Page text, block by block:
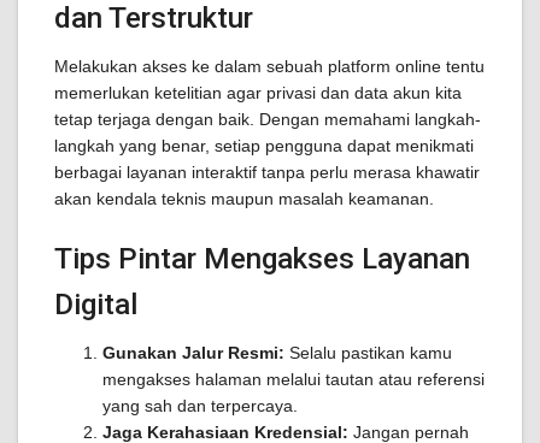
dan Terstruktur
Melakukan akses ke dalam sebuah platform online tentu
memerlukan ketelitian agar privasi dan data akun kita
tetap terjaga dengan baik. Dengan memahami langkah-
langkah yang benar, setiap pengguna dapat menikmati
berbagai layanan interaktif tanpa perlu merasa khawatir
akan kendala teknis maupun masalah keamanan.
Tips Pintar Mengakses Layanan
Digital
Gunakan Jalur Resmi: Selalu pastikan kamu
mengakses halaman melalui tautan atau referensi
yang sah dan terpercaya.
Jaga Kerahasiaan Kredensial: Jangan pernah